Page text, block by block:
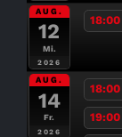
AUG.
12
Mi.
2026
18:00
AUG.
14
Fr.
2026
18:00
19:00